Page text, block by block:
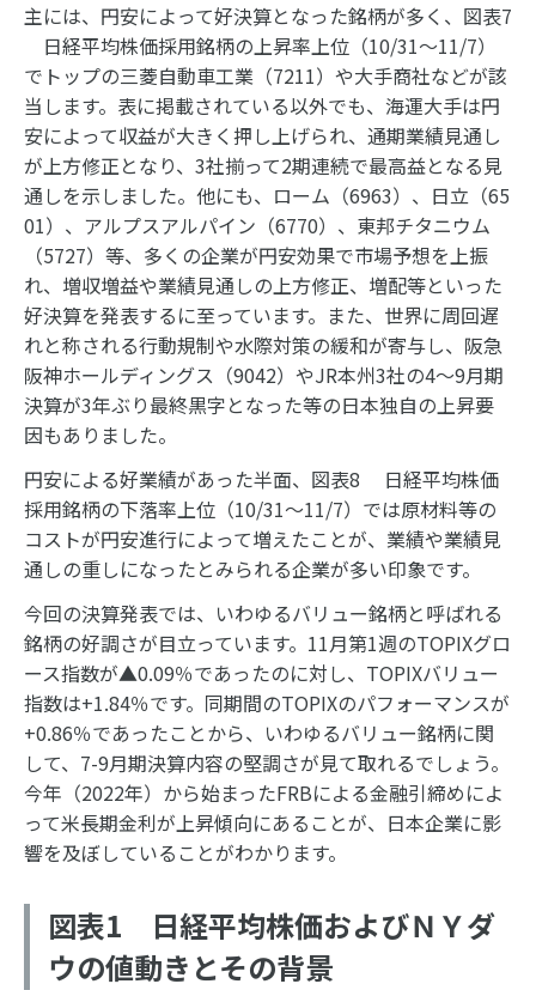
主には、円安によって好決算となった銘柄が多く、図表7
日経平均株価採用銘柄の上昇率上位（10/31～11/7）
でトップの三菱自動車工業（7211）や大手商社などが該
当します。表に掲載されている以外でも、海運大手は円
安によって収益が大きく押し上げられ、通期業績見通し
が上方修正となり、3社揃って2期連続で最高益となる見
通しを示しました。他にも、ローム（6963）、日立（65
01）、アルプスアルパイン（6770）、東邦チタニウム
（5727）等、多くの企業が円安効果で市場予想を上振
れ、増収増益や業績見通しの上方修正、増配等といった
好決算を発表するに至っています。また、世界に周回遅
れと称される行動規制や水際対策の緩和が寄与し、阪急
阪神ホールディングス（9042）やJR本州3社の4～9月期
決算が3年ぶり最終黒字となった等の日本独自の上昇要
因もありました。
円安による好業績があった半面、図表8 日経平均株価
採用銘柄の下落率上位（10/31～11/7）では原材料等の
コストが円安進行によって増えたことが、業績や業績見
通しの重しになったとみられる企業が多い印象です。
今回の決算発表では、いわゆるバリュー銘柄と呼ばれる
銘柄の好調さが目立っています。11月第1週のTOPIXグロ
ース指数が▲0.09％であったのに対し、TOPIXバリュー
指数は+1.84％です。同期間のTOPIXのパフォーマンスが
+0.86％であったことから、いわゆるバリュー銘柄に関
して、7-9月期決算内容の堅調さが見て取れるでしょう。
今年（2022年）から始まったFRBによる金融引締めによ
って米長期金利が上昇傾向にあることが、日本企業に影
響を及ぼしていることがわかります。
図表1 日経平均株価およびＮＹダ
ウの値動きとその背景